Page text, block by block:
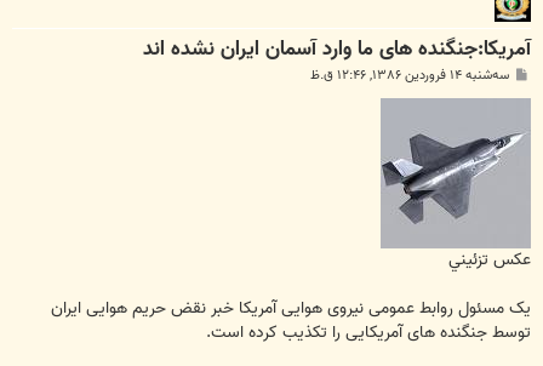
آمریکا:جنگنده های ما وارد آسمان ایران نشده اند
سه‌شنبه ۱۴ فروردین ۱۳۸۶, ۱۲:۴۶ ق.ظ
عكس تزئيني
یک مسئول روابط عمومی نیروی هوایی آمریکا خبر نقض حریم هوایی ایران
توسط جنگنده های آمریکایی را تکذیب کرده است.